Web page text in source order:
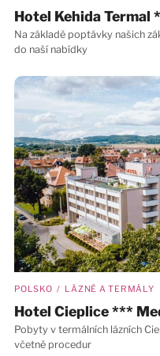
Hotel Kehida Termal
Na základě poptávky našich
do naší nabídky
POLSKO / LÁZNĚ A TERMÁLY
Hotel Cieplice ***
Pobyty v termálních lázních
včetně procedur